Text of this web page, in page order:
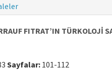
FITRAT’IN TÜRKOLOJİ
Sayfalar: 101-112